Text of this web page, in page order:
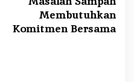
Membutuhkan
Komitmen Bersama